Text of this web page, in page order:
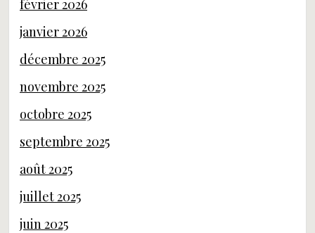
février 2026
janvier 2026
décembre 2025
novembre 2025
octobre 2025
septembre 2025
août 2025
juillet 2025
juin 2025